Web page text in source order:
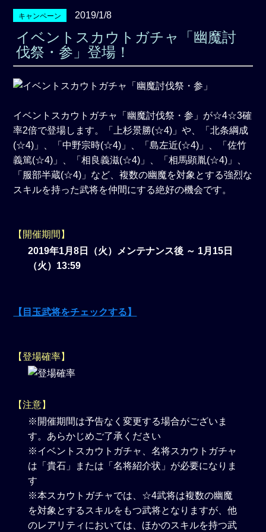
キャンペーン 2019/1/8
イベントスカウトガチャ「幽魔討
伐祭・参」登場！
イベントスカウトガチャ「幽魔討伐祭・参」が☆4☆3確
率2倍で登場します。「上杉景勝(☆4)」や、「北条綱成
(☆4)」、「中野宗時(☆4)」、「島左近(☆4)」、「佐竹
義篤(☆4)」、「相良義滋(☆4)」、「相馬顕胤(☆4)」、
「服部半蔵(☆4)」など、複数の幽魔を対象とする強烈な
スキルを持った武将を仲間にする絶好の機会です。
【開催期間】
2019年1月8日（火）メンテナンス後 ～ 1月15日
（火）13:59
【目玉武将をチェックする】
【登場確率】
【注意】
※開催期間は予告なく変更する場合がございま
す。あらかじめご了承ください
※イベントスカウトガチャ、名将スカウトガチャ
は「貴石」または「名将紹介状」が必要になりま
す
※本スカウトガチャでは、☆4武将は複数の幽魔
を対象とするスキルをもつ武将となりますが、他
のレアリティにおいては、ほかのスキルを持つ武